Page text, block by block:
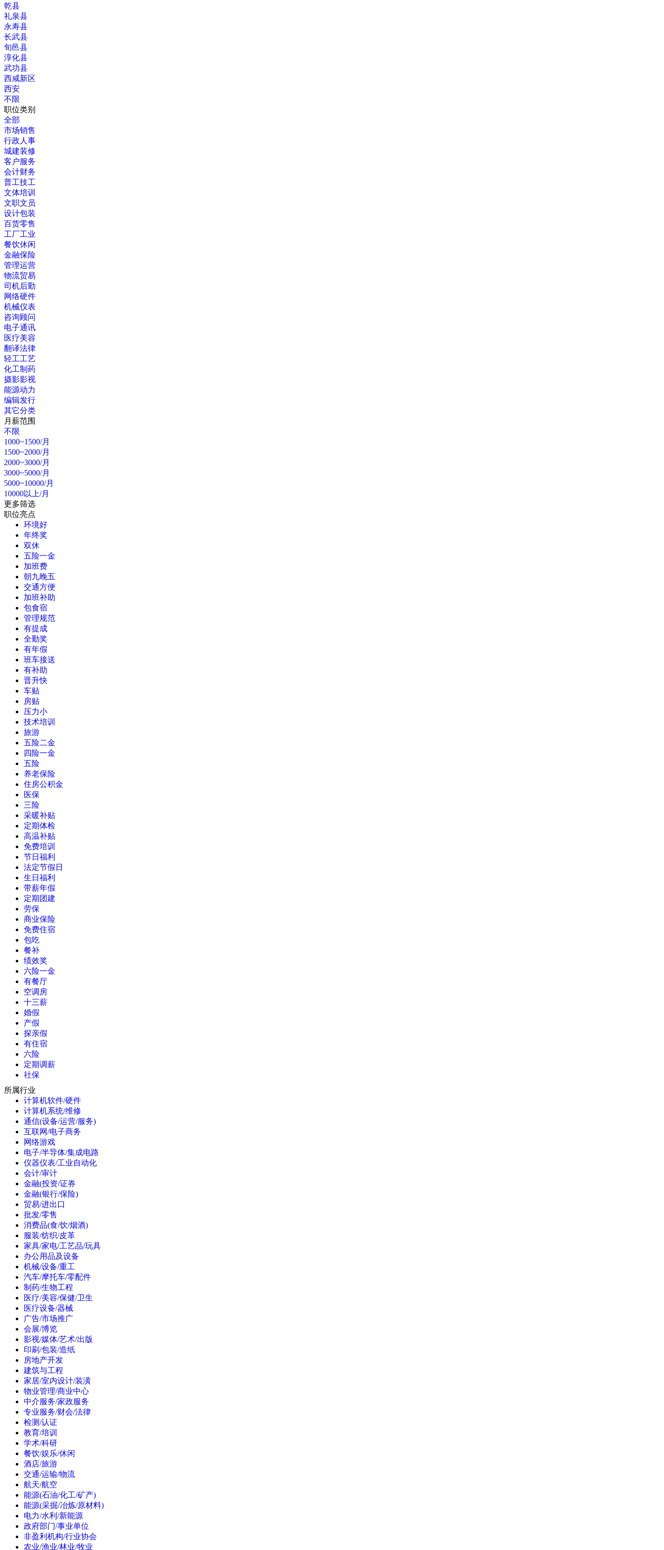
乾县
礼泉县
永寿县
长武县
旬邑县
淳化县
武功县
西咸新区
西安
不限
职位类别
全部
市场销售
行政人事
城建装修
客户服务
会计财务
普工技工
文体培训
文职文员
设计包装
百货零售
工厂工业
餐饮休闲
金融保险
管理运营
物流贸易
司机后勤
网络硬件
机械仪表
咨询顾问
电子通讯
医疗美容
翻译法律
轻工工艺
化工制药
摄影影视
能源动力
编辑发行
其它分类
月薪范围
不限
1000~1500/月
1500~2000/月
2000~3000/月
3000~5000/月
5000~10000/月
10000以上/月
更多筛选
职位亮点
环境好
年终奖
双休
五险一金
加班费
朝九晚五
交通方便
加班补助
包食宿
管理规范
有提成
全勤奖
有年假
班车接送
有补助
晋升快
车贴
房贴
压力小
技术培训
旅游
五险二金
四险一金
五险
养老保险
住房公积金
医保
三险
采暖补贴
定期体检
高温补贴
免费培训
节日福利
法定节假日
生日福利
带薪年假
定期团建
劳保
商业保险
免费住宿
包吃
餐补
绩效奖
六险一金
有餐厅
空调房
十三薪
婚假
产假
探亲假
有住宿
六险
定期调薪
社保
所属行业
计算机软件/硬件
计算机系统/维修
通信(设备/运营/服务)
互联网/电子商务
网络游戏
电子/半导体/集成电路
仪器仪表/工业自动化
会计/审计
金融(投资/证券
金融(银行/保险)
贸易/进出口
批发/零售
消费品(食/饮/烟酒)
服装/纺织/皮革
家具/家电/工艺品/玩具
办公用品及设备
机械/设备/重工
汽车/摩托车/零配件
制药/生物工程
医疗/美容/保健/卫生
医疗设备/器械
广告/市场推广
会展/博览
影视/媒体/艺术/出版
印刷/包装/造纸
房地产开发
建筑与工程
家居/室内设计/装潢
物业管理/商业中心
中介服务/家政服务
专业服务/财会/法律
检测/认证
教育/培训
学术/科研
餐饮/娱乐/休闲
酒店/旅游
交通/运输/物流
航天/航空
能源(石油/化工/矿产)
能源(采掘/冶炼/原材料)
电力/水利/新能源
政府部门/事业单位
非盈利机构/行业协会
农业/渔业/林业/牧业